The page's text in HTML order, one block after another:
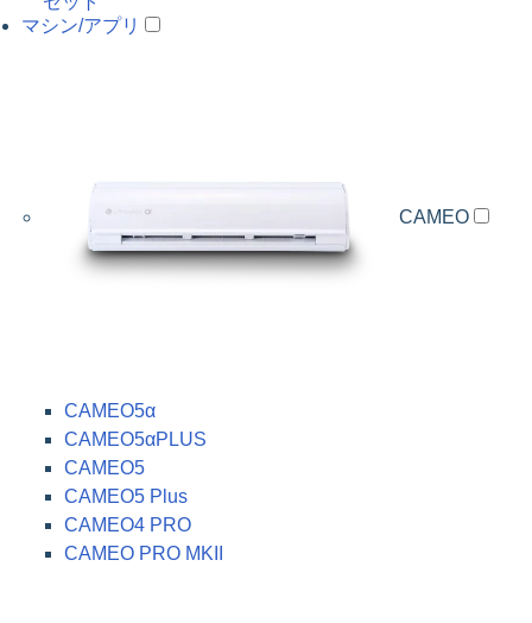
マシン/アプリ
CAMEO
CAMEO5α
CAMEO5αPLUS
CAMEO5
CAMEO5 Plus
CAMEO4 PRO
CAMEO PRO MKII